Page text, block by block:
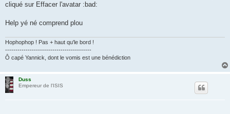
cliqué sur Effacer l'avatar :bad:
Help yé né comprend plou
Hophophop ! Pas + haut qu'le bord !
------------------------------------------
Ô capé Yannick, dont le vomis est une bénédiction
Duss
Empereur de l'ISIS